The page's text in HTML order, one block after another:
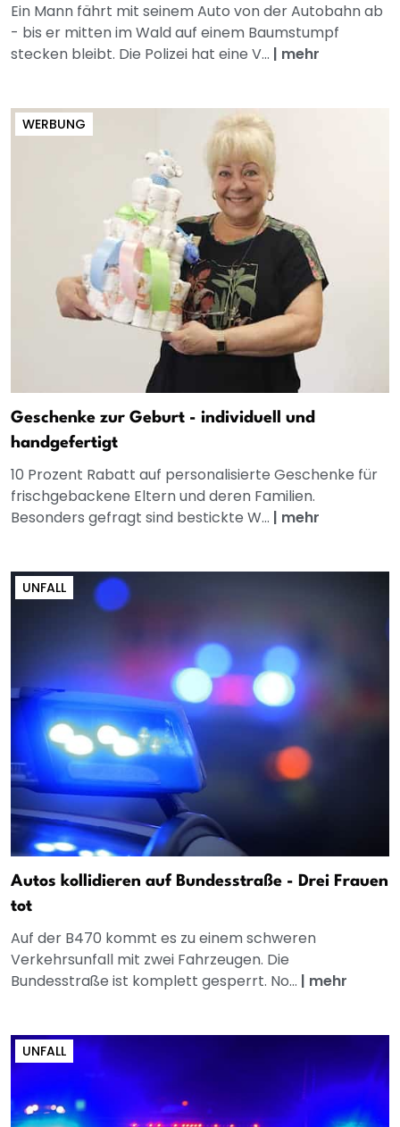
Ein Mann fährt mit seinem Auto von der Autobahn ab
- bis er mitten im Wald auf einem Baumstumpf
stecken bleibt. Die Polizei hat eine V... | mehr
WERBUNG
Geschenke zur Geburt - individuell und
handgefertigt
10 Prozent Rabatt auf personalisierte Geschenke für
frischgebackene Eltern und deren Familien.
Besonders gefragt sind bestickte W... | mehr
UNFALL
Autos kollidieren auf Bundesstraße - Drei Frauen
tot
Auf der B470 kommt es zu einem schweren
Verkehrsunfall mit zwei Fahrzeugen. Die
Bundesstraße ist komplett gesperrt. No... | mehr
UNFALL